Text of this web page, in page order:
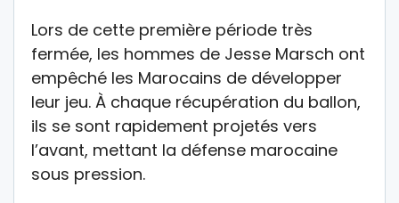
Lors de cette première période très
fermée, les hommes de Jesse Marsch ont
empêché les Marocains de développer
leur jeu. À chaque récupération du ballon,
ils se sont rapidement projetés vers
l’avant, mettant la défense marocaine
sous pression.